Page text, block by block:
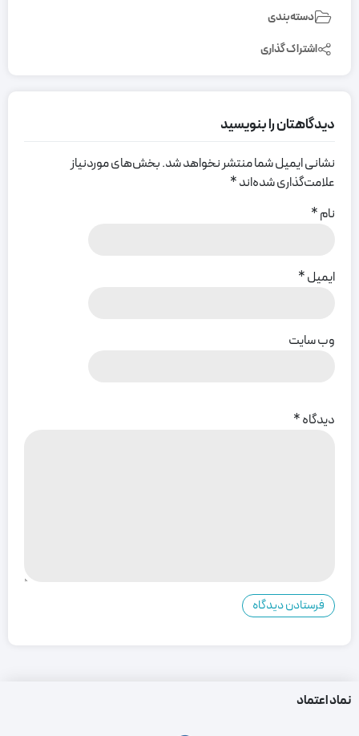
دسته‌بندی
اشتراک گذاری
دیدگاهتان را بنویسید
نشانی ایمیل شما منتشر نخواهد شد.بخش‌های موردنیاز
علامت‌گذاری شده‌اند*
نام*
ایمیل*
وب‌ سایت
دیدگاه*
نماد اعتماد